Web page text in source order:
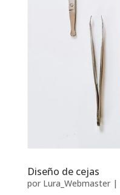
Diseño de cejas
por Lura_Webmaster|